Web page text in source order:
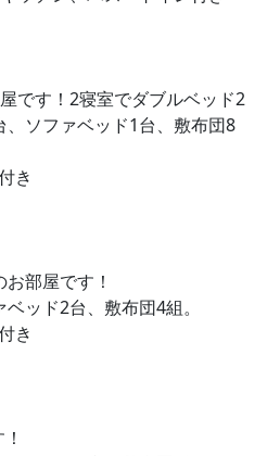
です！2寝室でダブルベッド2
ソファベッド1台、敷布団8
き
部屋です！
ッド2台、敷布団4組。
き